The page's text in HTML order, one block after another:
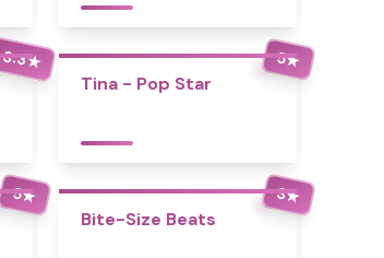
3.3★ 5★
Tina - Pop Star
5★ 3★
Bite-Size Beats